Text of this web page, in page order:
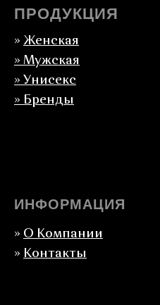
ПРОДУКЦИЯ
» Женская
» Мужская
» Унисекс
» Бренды
ИНФОРМАЦИЯ
» О Компании
» Контакты